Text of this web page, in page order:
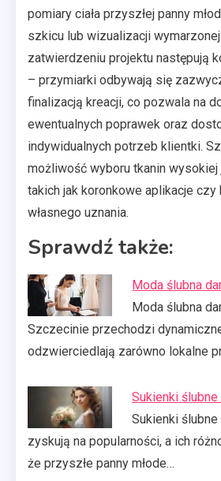
pomiary ciała przyszłej panny
szkicu lub wizualizacji
zatwierdzeniu projektu następują
– przymiarki odbywają się
finalizacją kreacji, co pozwala na
ewentualnych poprawek oraz
indywidualnych potrzeb klientki.
możliwość wyboru tkanin
takich jak koronkowe aplikacje czy
własnego uznania.
Sprawdź także:
Moda ślubna
Moda ślubna
Szczecinie przechodzi
odzwierciedlają zarówno lokalne
Sukienki
Sukienki
zyskują na popularności, a ich
że przyszłe panny młode…